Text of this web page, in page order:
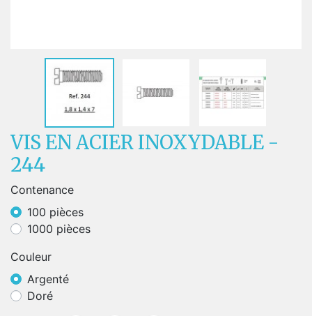
VIS EN ACIER INOXYDABLE -
244
Contenance
100 pièces
1000 pièces
Couleur
Argenté
Doré